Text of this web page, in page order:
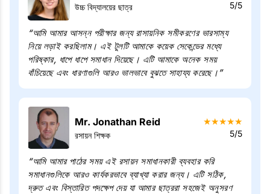
উচ্চ বিদ্যালয়ের ছাত্র 5/5
“আমি আমার আসন্ন পরীক্ষার জন্য রাসায়নিক সমীকরণের ভারসাম্য
নিয়ে লড়াই করছিলাম। এই টুলটি আমাকে কয়েক সেকেন্ডের মধ্যে
পরিষ্কার, ধাপে ধাপে সমাধান দিয়েছে। এটি আমাকে অনেক সময়
বাঁচিয়েছে এবং ধারণাগুলি আরও ভালভাবে বুঝতে সাহায্য করেছে।”
Mr. Jonathan Reid
রসায়ন শিক্ষক
★★★★★
5/5
“আমি আমার পাঠের সময় এই রসায়ন সমাধানকারী ব্যবহার করি
সমাধানগুলিকে আরও কার্যকরভাবে ব্যাখ্যা করার জন্য। এটি সঠিক,
দ্রুত এবং বিস্তারিত পদক্ষেপ দেয় যা আমার ছাত্ররা সহজেই অনুসরণ